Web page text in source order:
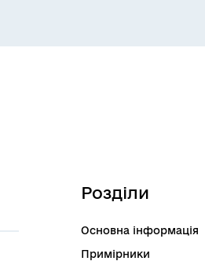
Розділи
Основна інформація
Примірники